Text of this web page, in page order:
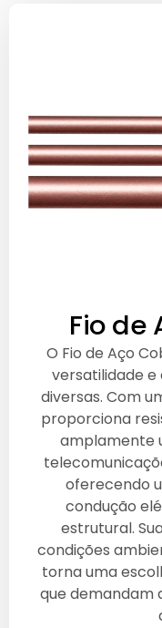
Fio de
O Fio de Aço
versatilidade e
diversas. Com
proporciona
amplamente
oferecendo
condução
estrutural.
condições
torna uma
que demandam